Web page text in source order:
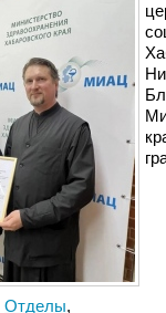
Отделы,